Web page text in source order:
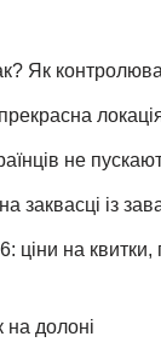
Як
не
заквасці із
ціни на квитки,
на долоні